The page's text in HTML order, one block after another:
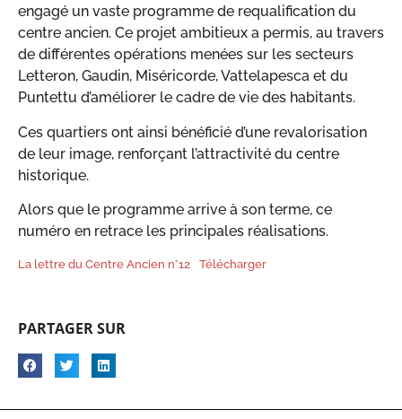
engagé un vaste programme de requalification du
centre ancien. Ce projet ambitieux a permis, au travers
de différentes opérations menées sur les secteurs
Letteron, Gaudin, Miséricorde, Vattelapesca et du
Puntettu d’améliorer le cadre de vie des habitants.
Ces quartiers ont ainsi bénéficié d’une revalorisation
de leur image, renforçant l’attractivité du centre
historique.
Alors que le programme arrive à son terme, ce
numéro en retrace les principales réalisations.
La lettre du Centre Ancien n°12 Télécharger
PARTAGER SUR